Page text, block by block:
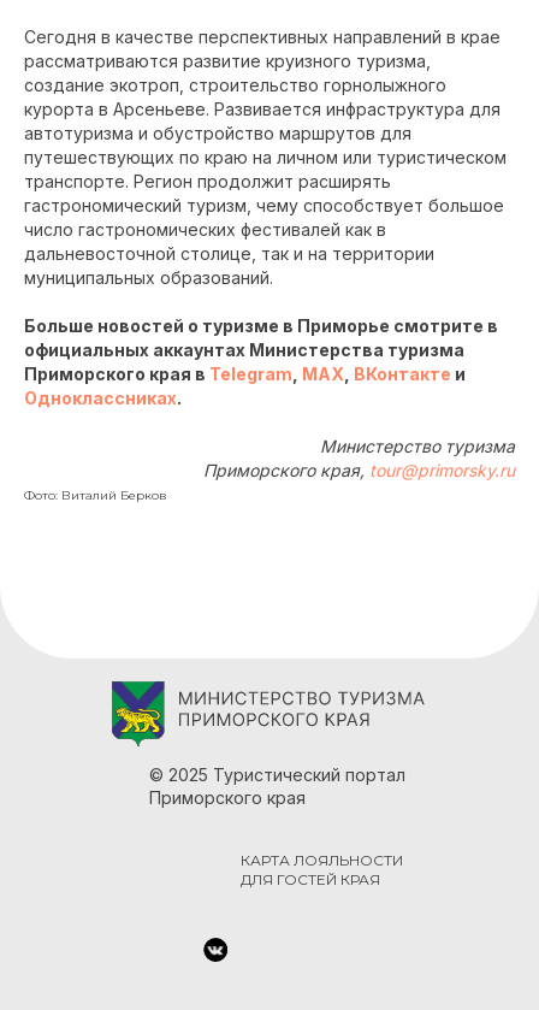
Сегодня в качестве перспективных направлений в крае
рассматриваются развитие круизного туризма,
создание экотроп, строительство горнолыжного
курорта в Арсеньеве. Развивается инфраструктура для
автотуризма и обустройство маршрутов для
путешествующих по краю на личном или туристическом
транспорте. Регион продолжит расширять
гастрономический туризм, чему способствует большое
число гастрономических фестивалей как в
дальневосточной столице, так и на территории
муниципальных образований.
Больше новостей о туризме в Приморье смотрите в
официальных аккаунтах Министерства туризма
Приморского края в Telegram MAX ВКонтакте и
Одноклассниках.
Министерство туризма
Приморского края, tour@primorsky.ru
Фото: Виталий Берков
© 2025 Туристический портал
Приморского края
КАРТА ЛОЯЛЬНОСТИ
ДЛЯ ГОСТЕЙ КРАЯ